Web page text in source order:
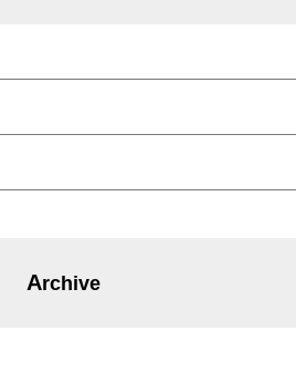
みたい方へ
へ
Archive